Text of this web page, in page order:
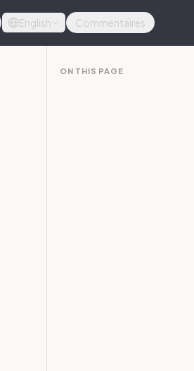
English Commentaires
ON THIS PAGE